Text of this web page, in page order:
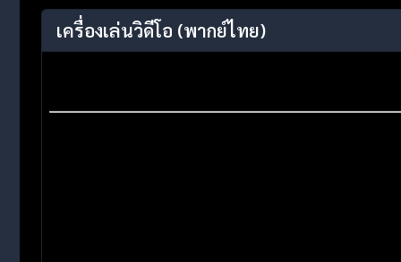
เครื่องเล่นวิดีโอ (พากย์ไทย)